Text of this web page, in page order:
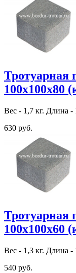
Тротуарная
100х100х80
Вес - 1,7 кг. Длина
630 руб.
Тротуарная
100х100х60
Вес - 1,3 кг. Длина
540 руб.